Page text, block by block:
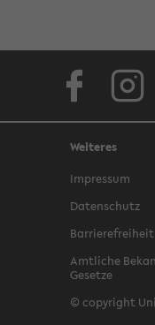
Weiteres
Impressum
Datenschutz
Barrierefreiheit
Amtliche
Gesetze
© copyright